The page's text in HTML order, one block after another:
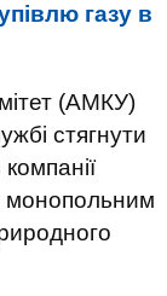
газу в
(АМКУ)
стягнути
монопольним